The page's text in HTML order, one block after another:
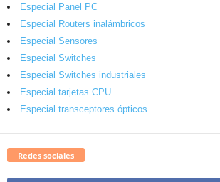
Especial Panel PC
Especial Routers inalámbricos
Especial Sensores
Especial Switches
Especial Switches industriales
Especial tarjetas CPU
Especial transceptores ópticos
Redes sociales